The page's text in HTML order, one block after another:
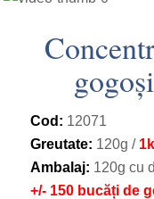
Cod: 12071
Greutate: 120g /
Ambalaj: 120g cu
+/- 150 bucăți de